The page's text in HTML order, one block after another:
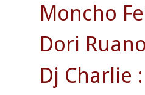
Moncho
Dori
Dj Charlie